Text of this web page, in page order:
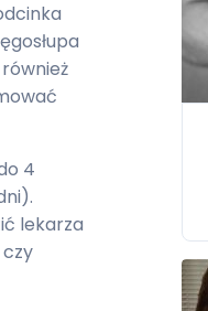
4
lekarza
czy